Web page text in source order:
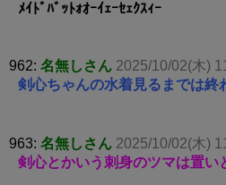
ﾒｲﾄﾞﾊﾞｯﾄｫｵｰｲｪｰｾｪｸｽｨｰ
962: 名無しさん 2025/10/02(木)
剣心ちゃんの水着見るまでは終
963: 名無しさん 2025/10/02(木)
剣心とかいう刺身のツマは置い